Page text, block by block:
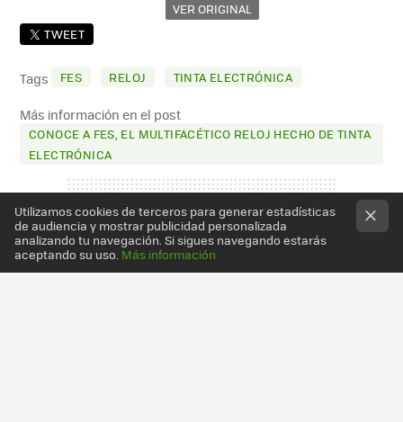
VER ORIGINAL
TWEET
Tags FES RELOJ TINTA ELECTRÓNICA
Más información en el post
CONOCE A FES, EL MULTIFACÉTICO RELOJ HECHO DE TINTA
ELECTRÓNICA
Utilizamos cookies de terceros para generar estadísticas
de audiencia y mostrar publicidad personalizada
analizando tu navegación. Si sigues navegando estarás
aceptando su uso. Más información